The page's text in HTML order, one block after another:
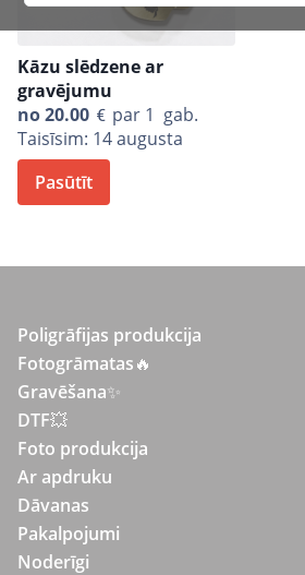
Kāzu slēdzene ar
gravējumu
no20.00
par 1 gab.
Taisīsim: 14 augusta
Pasūtīt
Poligrāfijas produkcija
Fotogrāmatas🔥
Gravēšana✨
DTF💥
Foto produkcija
Ar apdruku
Dāvanas
Pakalpojumi
Noderīgi